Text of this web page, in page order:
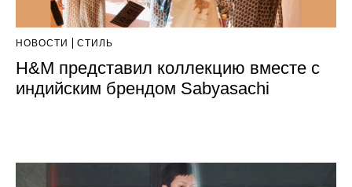
НОВОСТИ СТИЛЬ
H&M представил коллекцию вместе с
индийским брендом Sabyasachi